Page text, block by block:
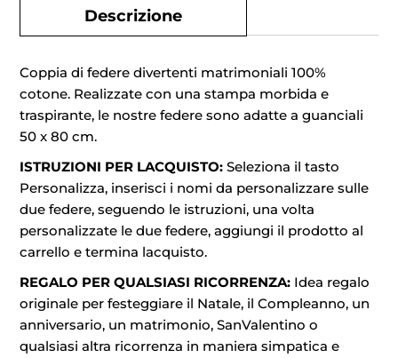
Descrizione
Coppia di federe divertenti matrimoniali 100%
cotone. Realizzate con una stampa morbida e
traspirante, le nostre federe sono adatte a guanciali
50 x 80 cm.
ISTRUZIONI PER LACQUISTO:Seleziona il tasto
Personalizza, inserisci i nomi da personalizzare sulle
due federe, seguendo le istruzioni, una volta
personalizzate le due federe, aggiungi il prodotto al
carrello e termina lacquisto.
REGALO PER QUALSIASI RICORRENZA: Idea regalo
originale per festeggiare il Natale, il Compleanno, un
anniversario, un matrimonio, SanValentino o
qualsiasi altra ricorrenza in maniera simpatica e